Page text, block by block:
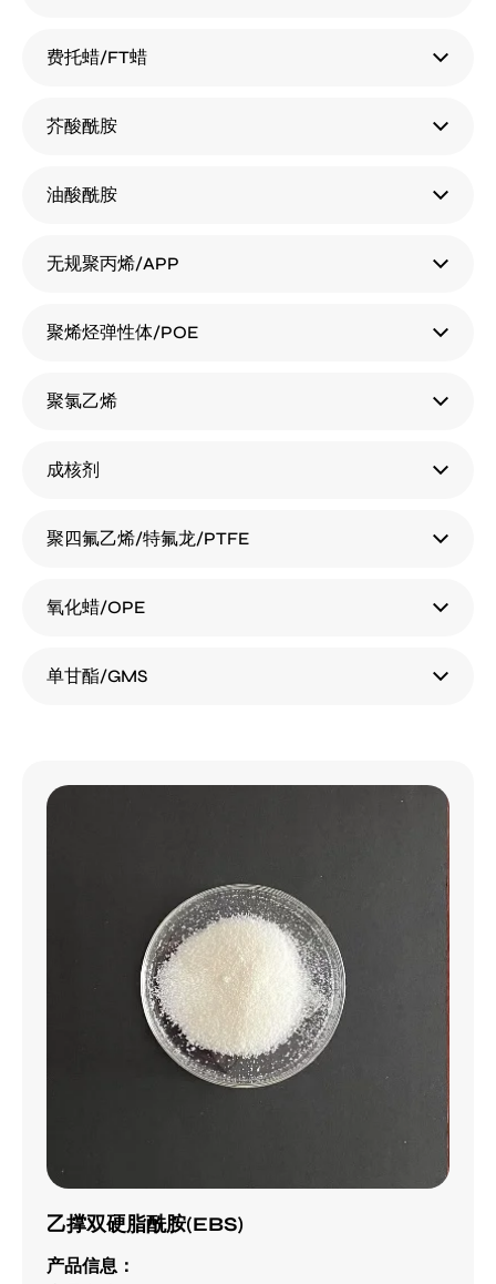
费托蜡/FT蜡
芥酸酰胺
油酸酰胺
无规聚丙烯/APP
聚烯烃弹性体/POE
聚氯乙烯
成核剂
聚四氟乙烯/特氟龙/PTFE
氧化蜡/OPE
单甘酯/GMS
乙撑双硬脂酰胺(EBS)
产品信息：